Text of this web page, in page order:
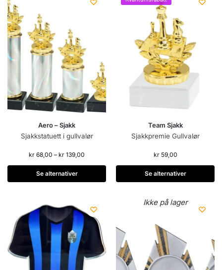
Aero – Sjakk
Sjakkstatuett i gullvalør
kr 68,00 – kr 139,00
Se alternativer
Team Sjakk
Sjakkpremie Gullvalør
kr59,00
Se alternativer
Ikke på lager